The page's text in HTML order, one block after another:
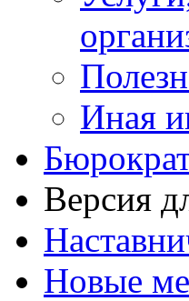
Иная
Версия
Новые